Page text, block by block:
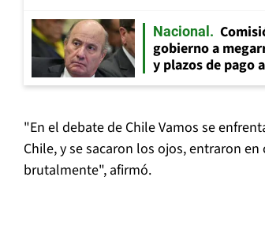
Nacional
gobierno a
y plazos de pago
"En el debate de Chile Vamos se
Chile, y se sacaron los ojos, entraron
brutalmente", afirmó.